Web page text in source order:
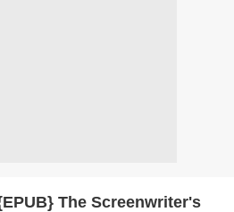
The Screenwriter's